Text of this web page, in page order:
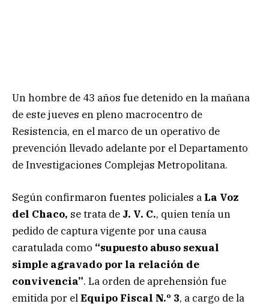
Un hombre de 43 años fue detenido en la mañana
de este jueves en pleno macrocentro de
Resistencia, en el marco de un operativo de
prevención llevado adelante por el Departamento
de Investigaciones Complejas Metropolitana.
Según confirmaron fuentes policiales a La Voz
del Chaco, se trata de J. V. C., quien tenía un
pedido de captura vigente por una causa
caratulada como “supuesto abuso sexual
simple agravado por la relación de
convivencia”. La orden de aprehensión fue
emitida por elEquipo Fiscal N.º 3, a cargo de la